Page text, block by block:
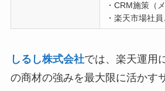
・CRM施策（
・楽天市場社
しるし株式会社では、楽天運用
の商材の強みを最大限に活かす